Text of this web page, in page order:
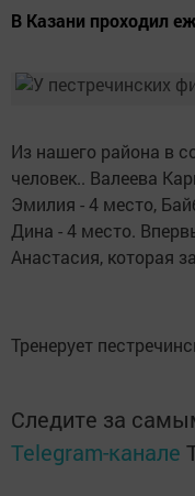
В Казани проходил
Из нашего района в
человек.. Валеева
Эмилия - 4 место,
Дина - 4 место.
Анастасия, которая
Тренерует
Следите за
Telegram-канале